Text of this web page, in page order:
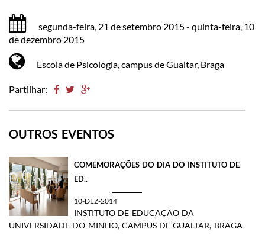
segunda-feira, 21 de setembro 2015 - quinta-feira, 10
de dezembro 2015
Escola de Psicologia, campus de Gualtar, Braga
Partilhar:
OUTROS EVENTOS
COMEMORAÇÕES DO DIA DO INSTITUTO DE
ED..
10-DEZ-2014
INSTITUTO DE EDUCAÇÃO DA
UNIVERSIDADE DO MINHO, CAMPUS DE GUALTAR, BRAGA